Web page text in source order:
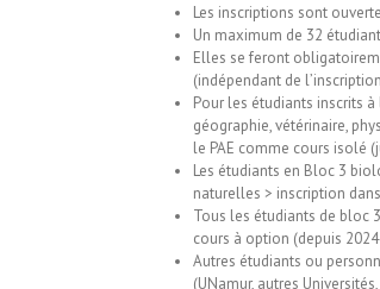
Les inscriptions sont
Un maximum de 32
Elles se feront
(indépendant de
Pour les étudiants inscrits
géographie, vétérinaire,
le PAE comme cours isolé
Les étudiants en Bloc 3
naturelles > inscription
Tous les étudiants de bloc
cours à option (depuis
Autres étudiants ou
(UNamur, autres